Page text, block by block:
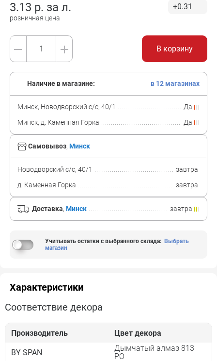
3.13 р. за л.
розничная цена
+0.31
В корзину
Самовывоз, Минск
Новодворский с/с, 40/1
завтра
д. Каменная Горка
завтра
Доставка, Минск завтра
Наличие в магазине: в 12 магазинах
Минск, Новодворский с/с, 40/1
Да
Минск, д. Каменная Горка
Да
Учитывать остатки с выбранного склада: Выбрать
магазин
Характеристики
Соответствие декора
Производитель Цвет декора
BY SPAN
Дымчатый алмаз 813
PO